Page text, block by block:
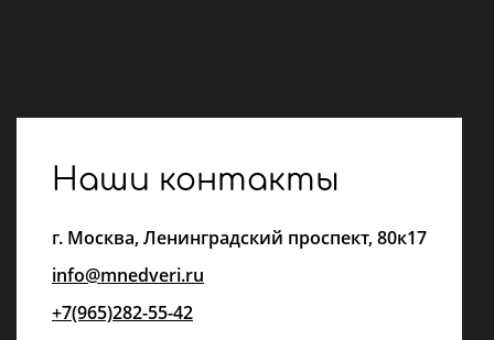
Наши контакты
г. Москва,Ленинградский проспект, 80к17
info@mnedveri.ru
+7(965)282-55-42